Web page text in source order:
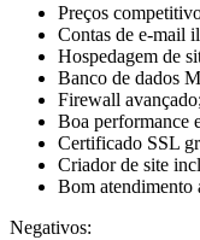
Preços
Contas de e-mail
Hospedagem de
Banco de dados
Firewall avançado;
Boa performance
Certificado SSL
Criador de site
Bom atendimento
Negativos: